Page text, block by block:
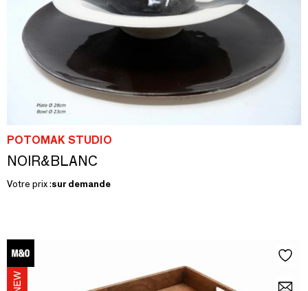
POTOMAK STUDIO
NOIR&BLANC
Votre prix :sur demande